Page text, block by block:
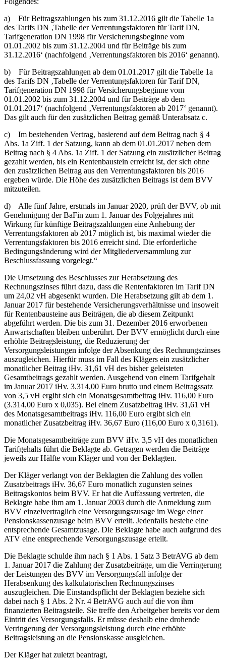
a) Für Beitragszahlungen bis zum 31.12.2016 gilt die Tabelle 1a
des Tarifs DN ‚Tabelle der Verrentungsfaktoren für Tarif DN,
Tarifgeneration DN 1998 für Versicherungsbeginne vom
01.01.2002 bis zum 31.12.2004 und für Beiträge bis zum
31.12.2016‘ (nachfolgend ‚Verrentungsfaktoren bis 2016‘ genannt).
b) Für Beitragszahlungen ab dem 01.01.2017 gilt die Tabelle 1a
des Tarifs DN ‚Tabelle der Verrentungsfaktoren für Tarif DN,
Tarifgeneration DN 1998 für Versicherungsbeginne vom
01.01.2002 bis zum 31.12.2004 und für Beiträge ab dem
01.01.2017‘ (nachfolgend ‚Verrentungsfaktoren ab 2017‘ genannt).
Das gilt auch für den zusätzlichen Beitrag gemäß Unterabsatz c.
c) Im bestehenden Vertrag, basierend auf dem Beitrag nach § 4
Abs. 1a Ziff. 1 der Satzung, kann ab dem 01.01.2017 neben dem
Beitrag nach § 4 Abs. 1a Ziff. 1 der Satzung ein zusätzlicher Beitrag
gezahlt werden, bis ein Rentenbaustein erreicht ist, der sich ohne
den zusätzlichen Beitrag aus den Verrentungsfaktoren bis 2016
ergeben würde. Die Höhe des zusätzlichen Beitrags ist dem BVV
mitzuteilen.
d) Alle fünf Jahre, erstmals im Januar 2020, prüft der BVV, ob mit
Genehmigung der BaFin zum 1. Januar des Folgejahres mit
Wirkung für künftige Beitragszahlungen eine Anhebung der
Verrentungsfaktoren ab 2017 möglich ist, bis maximal wieder die
Verrentungsfaktoren bis 2016 erreicht sind. Die erforderliche
Bedingungsänderung wird der Mitgliederversammlung zur
Beschlussfassung vorgelegt.“
Die Umsetzung des Beschlusses zur Herabsetzung des
Rechnungszinses führt dazu, dass die Rentenfaktoren im Tarif DN
um 24,02 vH abgesenkt wurden. Die Herabsetzung gilt ab dem 1.
Januar 2017 für bestehende Versicherungsverhältnisse und insoweit
für Rentenbausteine aus Beiträgen, die ab diesem Zeitpunkt
abgeführt werden. Die bis zum 31. Dezember 2016 erworbenen
Anwartschaften bleiben unberührt. Der BVV ermöglicht durch eine
erhöhte Beitragsleistung, die Reduzierung der
Versorgungsleistungen infolge der Absenkung des Rechnungszinses
auszugleichen. Hierfür muss im Fall des Klägers ein zusätzlicher
monatlicher Beitrag iHv. 31,61 vH des bisher geleisteten
Gesamtbeitrags gezahlt werden. Ausgehend von einem Tarifgehalt
im Januar 2017 iHv. 3.314,00 Euro brutto und einem Beitragssatz
von 3,5 vH ergibt sich ein Monatsgesamtbeitrag iHv. 116,00 Euro
(3.314,00 Euro x 0,035). Bei einem Zusatzbeitrag iHv. 31,61 vH
des Monatsgesamtbeitrags iHv. 116,00 Euro ergibt sich ein
monatlicher Zusatzbeitrag iHv. 36,67 Euro (116,00 Euro x 0,3161).
Die Monatsgesamtbeiträge zum BVV iHv. 3,5 vH des monatlichen
Tarifgehalts führt die Beklagte ab. Getragen werden die Beiträge
jeweils zur Hälfte vom Kläger und von der Beklagten.
Der Kläger verlangt von der Beklagten die Zahlung des vollen
Zusatzbeitrags iHv. 36,67 Euro monatlich zugunsten seines
Beitragskontos beim BVV. Er hat die Auffassung vertreten, die
Beklagte habe ihm am 1. Januar 2003 durch die Anmeldung zum
BVV einzelvertraglich eine Versorgungszusage im Wege einer
Pensionskassenzusage beim BVV erteilt. Jedenfalls bestehe eine
entsprechende Gesamtzusage. Die Beklagte habe auch aufgrund des
ATV eine entsprechende Versorgungszusage erteilt.
Die Beklagte schulde ihm nach § 1 Abs. 1 Satz 3 BetrAVG ab dem
1. Januar 2017 die Zahlung der Zusatzbeiträge, um die Verringerung
der Leistungen des BVV im Versorgungsfall infolge der
Herabsenkung des kalkulatorischen Rechnungszinses
auszugleichen. Die Einstandspflicht der Beklagten beziehe sich
dabei nach § 1 Abs. 2 Nr. 4 BetrAVG auch auf die von ihm
finanzierten Beitragsteile. Sie treffe den Arbeitgeber bereits vor dem
Eintritt des Versorgungsfalls. Er müsse deshalb eine drohende
Verringerung der Versorgungsleistung durch eine erhöhte
Beitragsleistung an die Pensionskasse ausgleichen.
Der Kläger hat zuletzt beantragt,